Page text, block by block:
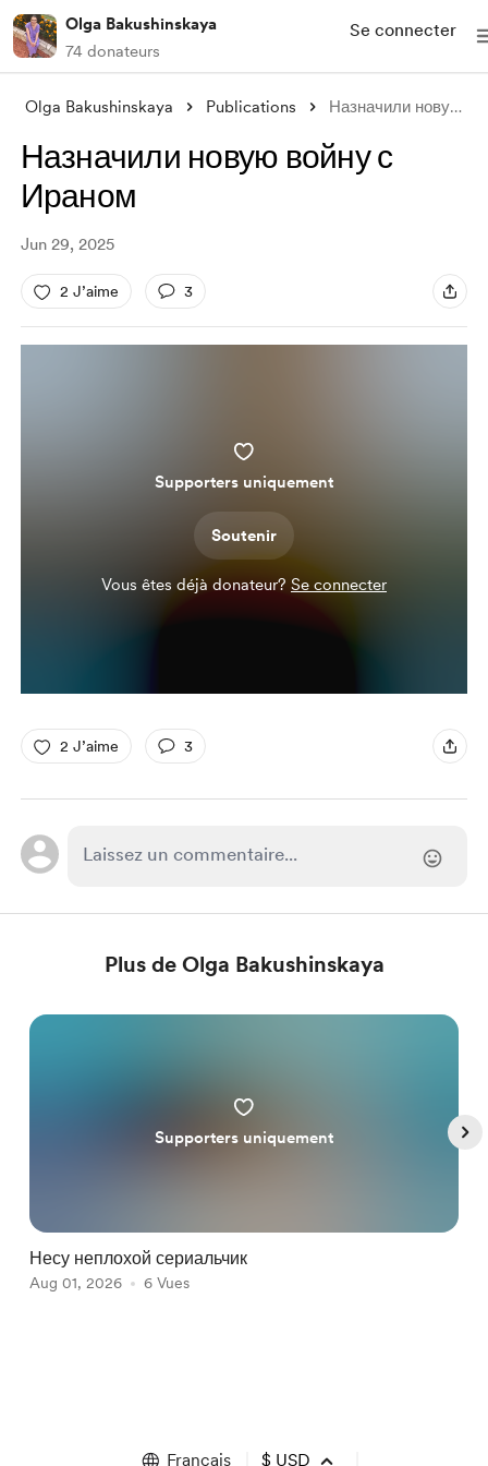
Olga Bakushinskaya
74 donateurs
Se connecter
Olga Bakushinskaya Publications Назначили новую войну с Ираном
Назначили новую войну с
Ираном
Jun 29, 2025
2 J’aime 3
Supporters uniquement
Soutenir
Vous êtes déjà donateur? Se connecter
2 J’aime 3
Plus de Olga Bakushinskaya
Supporters uniquement
Несу неплохой сериальчик
Aug 01, 2026 6 Vues
Français $ USD